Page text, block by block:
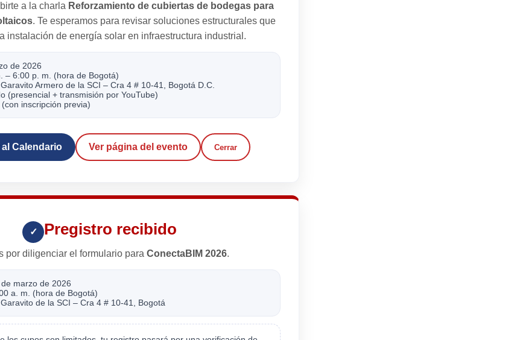
a la charla Reforzamiento de cubiertas de bodegas para
. Te esperamos para revisar soluciones estructurales que
instalación de energía solar en infraestructura industrial.
de 2026
– 6:00 p. m. (hora de Bogotá)
Armero de la SCI – Cra 4 # 10-41, Bogotá D.C.
(presencial + transmisión por YouTube)
inscripción previa)
Calendario Ver página del evento Cerrar
✓ Pregistro recibido
por diligenciar el formulario para ConectaBIM 2026.
marzo de 2026
a. m. (hora de Bogotá)
de la SCI – Cra 4 # 10-41, Bogotá